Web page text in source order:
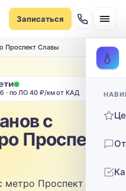
Записаться
удобное время
💧
Проспект Славы
· по ЛО 40 ₽/км от КАД
с
Проспект
Проспект Славы